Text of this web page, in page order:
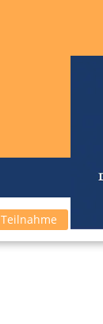
Teilnahme